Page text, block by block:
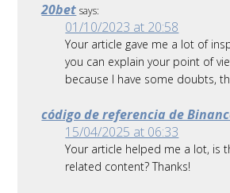
20bet says:
01/10/2023 at 20:58
Your article gave me a lot of
you can explain your point of
because I have some doubts,
código de referencia de
15/04/2025 at 06:33
Your article helped me a lot, is
related content? Thanks!